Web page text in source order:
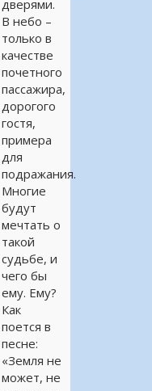
дверями.
В небо –
только в
качестве
почетного
пассажира,
дорогого
гостя,
примера
для
подражания.
Многие
будут
мечтать о
такой
судьбе, и
чего бы
ему. Ему?
Как
поется в
песне:
«Земля не
может, не